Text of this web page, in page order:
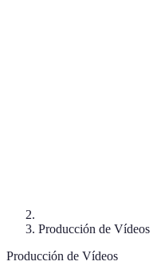
Producción de Vídeos
Producción de Vídeos